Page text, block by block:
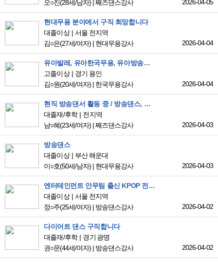
오○진 (28세/남자) 째즈댄스강사 2026-04-05
현대무용 분야에서 구직 희망합니다
대졸이상
서울 전지역
김○은(27세/여자) | 현대무용강사 2026-04-04
유아발레, 유아한국무용, 유아방송댄스 일자리를 찾고 있습니다
고졸이상
경기 용인
김○원(20세/여자) | 한국무용강사 2026-04-04
현직 방송댄서 활동 중 / 방송댄스, 힐댄스, 재즈댄스, 코레오 장르 가능합니다
대졸재/후학
전지역
남○혜(23세/여자) |째즈댄스강사 2026-04-03
방송댄스
대졸이상
부산 해운대
이○호(50세/남자) | 현대무용강사 2026-04-03
엔터테인먼트 안무팀 출신 KPOP 전문 댄서입니다
대졸이상
서울 전지역
정○주(25세/여자) | 방송댄스강사 2026-04-02
다이어트 댄스 구직합니다
대졸재/후학
경기 광명
권○문(44세/여자) | 방송댄스강사 2026-04-02